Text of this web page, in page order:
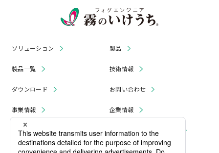
ソリューション 製品
製品一覧 技術情報
ダウンロード お問い合わせ
事業情報 企業情報
お知らせ リコール・無償修理 情報
採用情報 プライバシーポリシー